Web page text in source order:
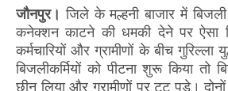
जौनपुर। जिले के मल्हनी बाजार में
कनेक्शन काटने की धमकी देने पर ऐसा
कर्मचारियों और ग्रामीणों के बीच गुरिल्ला
बिजलीकर्मियों को पीटना शुरू किया तो
छीन लिया और ग्रामीणों पर टूट पड़े।